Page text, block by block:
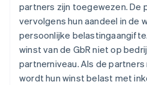
partners zijn toegewezen. De
vervolgens hun aandeel in de
persoonlijke
winst van de GbR niet op
partnerniveau. Als de
wordt hun winst belast met